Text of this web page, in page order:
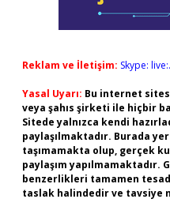
Reklam ve İletişim: Skype:
Yasal Uyarı: Bu internet
veya şahıs şirketi ile hiçbir
Sitede yalnızca kendi
paylaşılmaktadır. Burada
taşımamakta olup, gerçek
paylaşım
benzerlikleri tamamen
taslak halindedir ve tavsiye